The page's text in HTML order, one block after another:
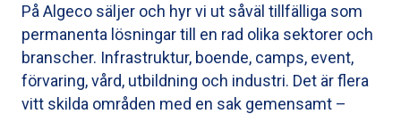
På Algeco säljer och hyr vi ut såväl tillfälliga som
permanenta lösningar till en rad olika sektorer och
branscher. Infrastruktur, boende, camps, event,
förvaring, vård, utbildning och industri. Det är flera
vitt skilda områden med en sak gemensamt –